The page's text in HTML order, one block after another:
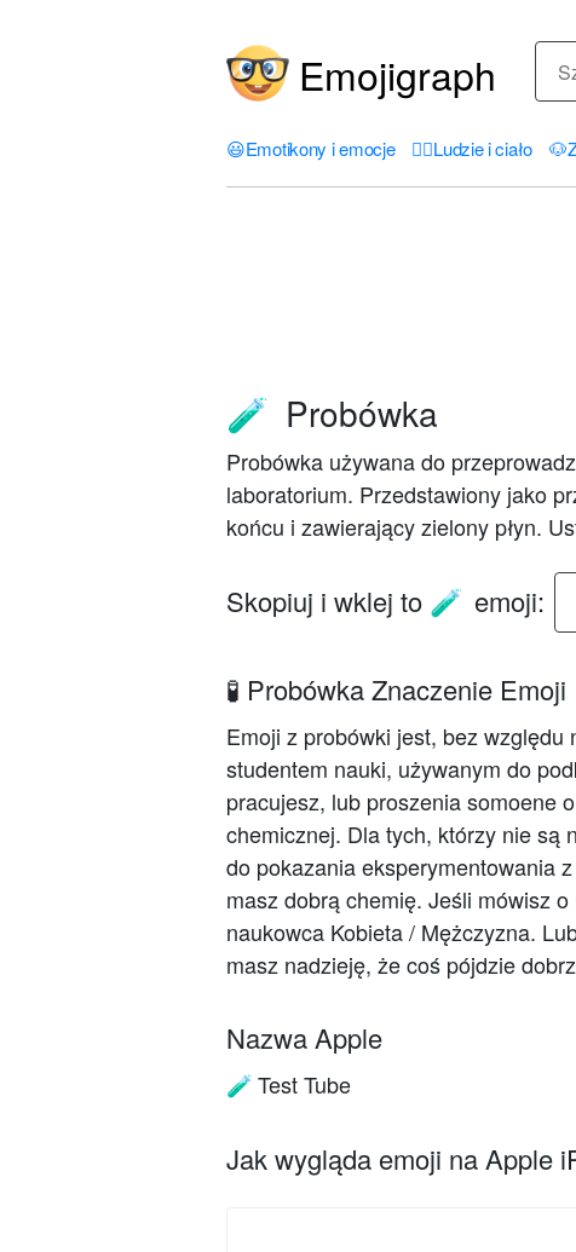
Emojigraph
😃Emotikony i emocje 🤦‍♀️Ludzie i ciało 🐶
🧪 Probówka
Probówka używana do
laboratorium. Przedstawiony jako
końcu i zawierający zielony płyn.
Skopiuj i wklej to 🧪 emoji:
🧪 Probówka Znaczenie Emoji
Emoji z probówki jest, bez
studentem nauki, używanym do
pracujesz, lub proszenia somoene
chemicznej. Dla tych, którzy nie są
do pokazania eksperymentowania
masz dobrą chemię. Jeśli mówisz
naukowca Kobieta / Mężczyzna.
masz nadzieję, że coś pójdzie
Nazwa Apple
🧪 Test Tube
Jak wygląda emoji na Apple